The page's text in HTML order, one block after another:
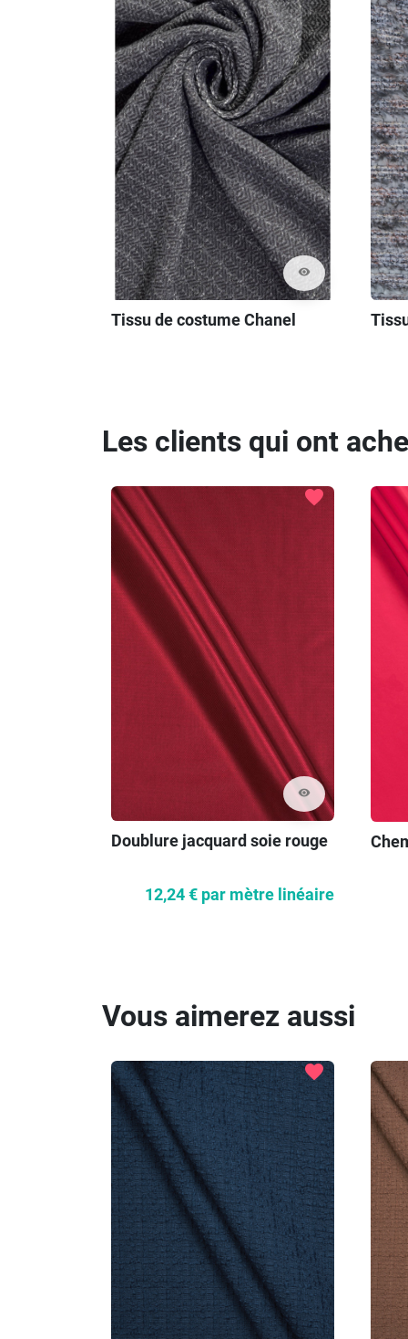
visibility
Tissu de costume Chanel
Les clients qui ont
visibility
favorite
Doublure jacquard soie rouge
12,24 € par mètre linéaire
Vous aimerez aussi
favorite